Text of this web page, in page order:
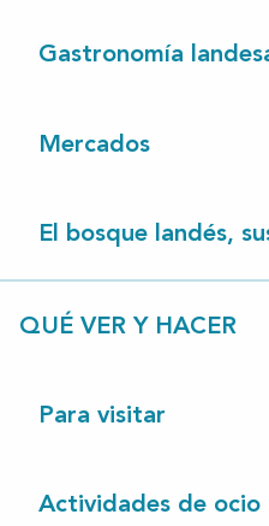
Gastronomía
Mercados
El bosque landés,
QUÉ VER Y HACER
Para visitar
Actividades de ocio
o las
libre estarán
al aire libre
ofrecen áreas de juego
las tribus pequeñas y
los solitarios.
por profesionales:
o minigolf.
cursos seguros para
conduce un kart en uno
de la región!